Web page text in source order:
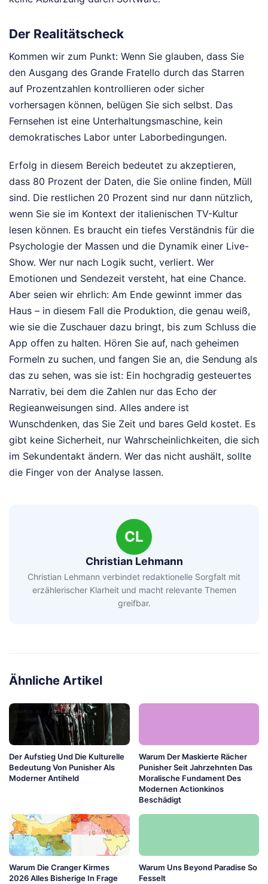
Der Realitätscheck
Kommen wir zum Punkt: Wenn Sie glauben, dass Sie
den Ausgang des Grande Fratello durch das Starren
auf Prozentzahlen kontrollieren oder sicher
vorhersagen können, belügen Sie sich selbst. Das
Fernsehen ist eine Unterhaltungsmaschine, kein
demokratisches Labor unter Laborbedingungen.
Erfolg in diesem Bereich bedeutet zu akzeptieren,
dass 80 Prozent der Daten, die Sie online finden, Müll
sind. Die restlichen 20 Prozent sind nur dann nützlich,
wenn Sie sie im Kontext der italienischen TV-Kultur
lesen können. Es braucht ein tiefes Verständnis für die
Psychologie der Massen und die Dynamik einer Live-
Show. Wer nur nach Logik sucht, verliert. Wer
Emotionen und Sendezeit versteht, hat eine Chance.
Aber seien wir ehrlich: Am Ende gewinnt immer das
Haus – in diesem Fall die Produktion, die genau weiß,
wie sie die Zuschauer dazu bringt, bis zum Schluss die
App offen zu halten. Hören Sie auf, nach geheimen
Formeln zu suchen, und fangen Sie an, die Sendung als
das zu sehen, was sie ist: Ein hochgradig gesteuertes
Narrativ, bei dem die Zahlen nur das Echo der
Regieanweisungen sind. Alles andere ist
Wunschdenken, das Sie Zeit und bares Geld kostet. Es
gibt keine Sicherheit, nur Wahrscheinlichkeiten, die sich
im Sekundentakt ändern. Wer das nicht aushält, sollte
die Finger von der Analyse lassen.
CL
Christian Lehmann
Christian Lehmann verbindet redaktionelle Sorgfalt mit
erzählerischer Klarheit und macht relevante Themen
greifbar.
Ähnliche Artikel
Der Aufstieg Und Die Kulturelle
Bedeutung Von Punisher Als
Moderner Antiheld
Warum Der Maskierte Rächer
Punisher Seit Jahrzehnten Das
Moralische Fundament Des
Modernen Actionkinos
Beschädigt
Warum Die Cranger Kirmes
2026 Alles Bisherige In Frage
Warum Uns Beyond Paradise So
Fesselt